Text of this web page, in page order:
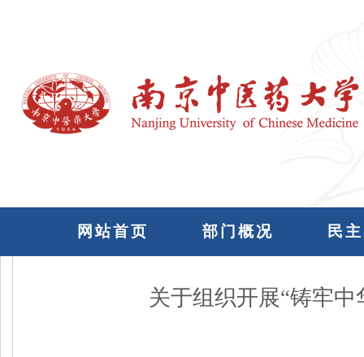
网站首页 部门概况 民
关于组织开展“铸牢